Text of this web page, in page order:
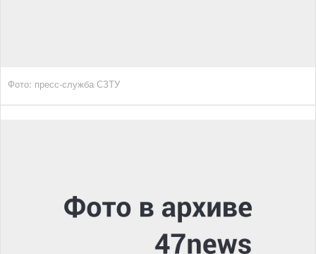
Фото: пресс-служба СЗТУ